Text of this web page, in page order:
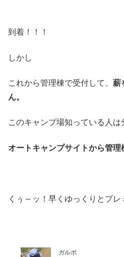
到着！！！
しかし
これから管理棟で受付して、 薪
ん。
このキャンプ場知っている人
オートキャンプサイトから管理
くぅ～ッ！早くゆっくりとプレ
ガルボ